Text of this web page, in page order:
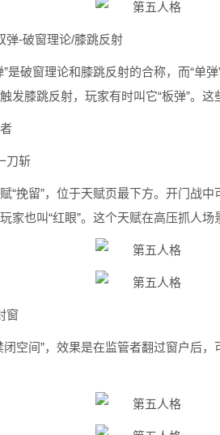
弹-破窗理论/膝跳反射
”是破窗理论和膝跳反射的合称，而“单
发膝跳反射，玩家有时叫它“板弹”。
刀斩
“挽留”，位于天赋页最下方。开门战
家也叫“红眼”。这个天赋在高压抓人场
窗
闭空间”，效果是在监管者翻过窗户后